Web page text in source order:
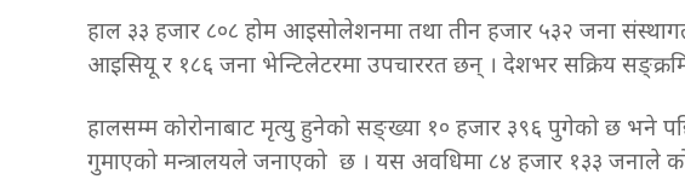
हाल ३३ हजार ८०८ होम आइसोलेशनमा तथा तीन हजार ५३२ जना
आइसियू र १८६ जना भेन्टिलेटरमा उपचाररत छन् । देशभर सक्रिय
हालसम्म कोरोनाबाट मृत्यु हुनेको सङ्ख्या १० हजार ३९६ पुगेको छ भने
गुमाएको मन्त्रालयले जनाएको छ । यस अवधिमा ८४ हजार १३३ जनाले